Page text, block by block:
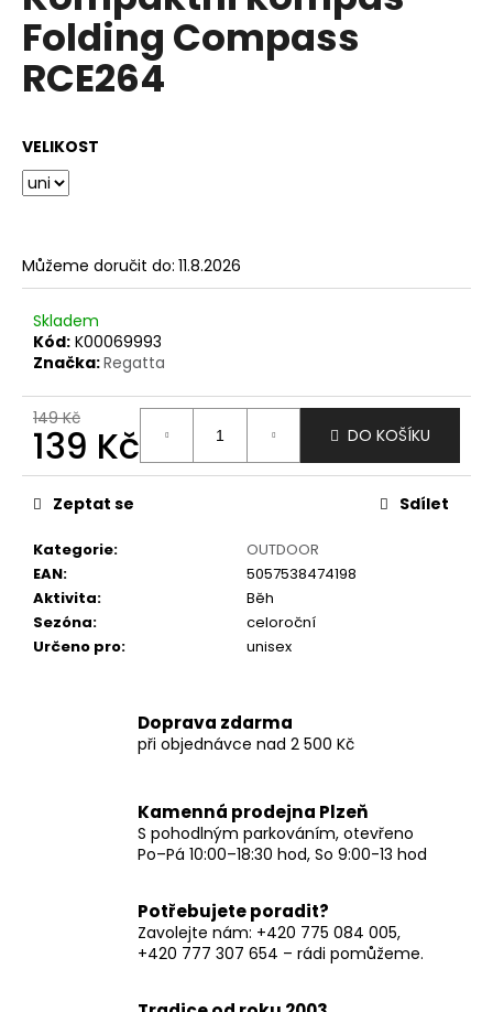
0,0
5
hvězdiček.
Folding Compass
RCE264
VELIKOST
Můžeme doručit do: 11.8.2026
Skladem
Kód: K00069993
Značka:Regatta
149 Kč
139 Kč
Měrná
cena:
DO KOŠÍKU
Kategorie:
OUTDOOR
EAN:
5057538474198
Aktivita:
Běh
Sezóna:
celoroční
Určeno pro: unisex
Zeptat se Sdílet
Doprava zdarma
při objednávce nad 2 500 Kč
Kamenná prodejna Plzeň
S pohodlným parkováním, otevřeno
Po–Pá 10:00–18:30 hod, So 9:00-13 hod
Potřebujete poradit?
Zavolejte nám: +420 775 084 005,
+420 777 307 654 – rádi pomůžeme.
a
j
í
?
HLEDAT
D
o
p
o
u
č
e
m
e